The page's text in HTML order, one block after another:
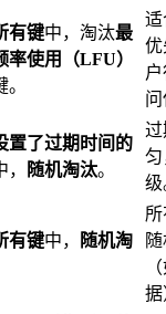
有键中，淘汰最
率使用（LFU）
适
优
问
置了过期时间的
， 随机淘汰。
过
匀
级
有键中，
随机淘
所
据